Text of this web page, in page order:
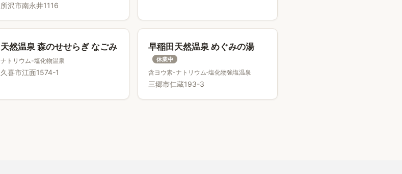
所沢市南永井1116
天然温泉 森のせせらぎ なごみ
ナトリウム-塩化物温泉
久喜市江面1574-1
早稲田天然温泉 めぐみの湯
休業中
含ヨウ素-ナトリウム‐塩化物強塩温泉
三郷市仁蔵193-3